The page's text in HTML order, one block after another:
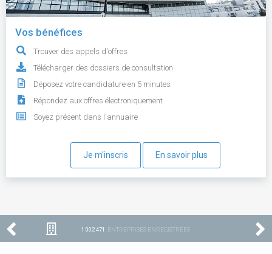
Vos bénéfices
Trouver des appels d'offres
Télécharger des dossiers de consultation
Déposez votre candidature en 5 minutes
Répondez aux offres électroniquement
Soyez présent dans l'annuaire
Je m'inscris En savoir plus
1 002 471 ENTREPRISES ENREGISTRÉES